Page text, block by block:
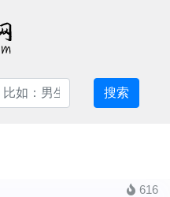
搜索
616